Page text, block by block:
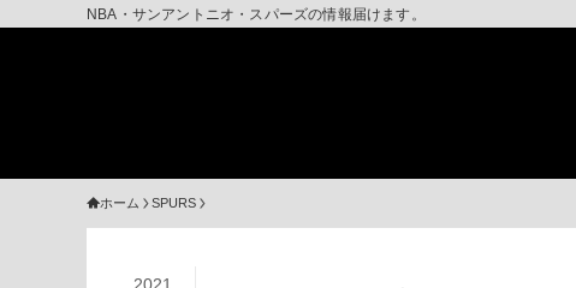
NBA・サンアントニオ・スパーズの情報届けます。
ホーム SPURS